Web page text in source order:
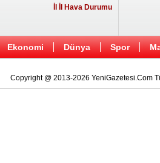
İl İl Hava Durumu
Ekonomi Dünya Spor
Copyright @ 2013-2026 YeniGazetesi.Com